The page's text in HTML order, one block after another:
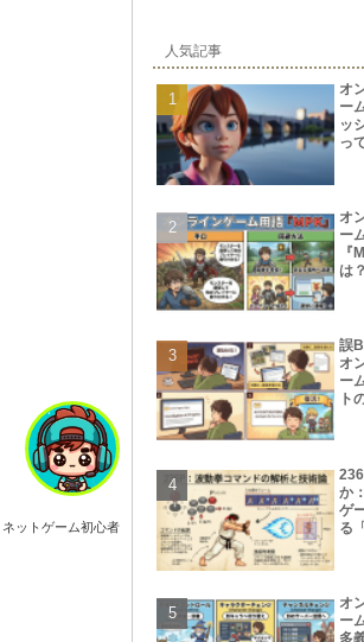
ネットゲーム初心者
人気記事
オ
ー
ッ
っ
オ
ー
『
は
誤
オ
ー
ト
か
ゲ
る
オ
ー
多